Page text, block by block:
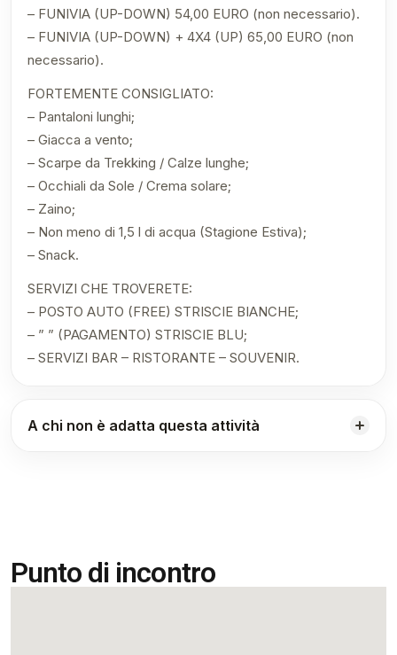
– FUNIVIA (UP-DOWN) 54,00 EURO (non necessario).
– FUNIVIA (UP-DOWN) + 4X4 (UP) 65,00 EURO (non
necessario).
FORTEMENTE CONSIGLIATO:
– Pantaloni lunghi;
– Giacca a vento;
– Scarpe da Trekking / Calze lunghe;
– Occhiali da Sole / Crema solare;
– Zaino;
– Non meno di 1,5 l di acqua (Stagione Estiva);
– Snack.
SERVIZI CHE TROVERETE:
– POSTO AUTO (FREE) STRISCIE BIANCHE;
– ” ” (PAGAMENTO) STRISCIE BLU;
– SERVIZI BAR – RISTORANTE – SOUVENIR.
A chi non è adatta questa attività
Punto di incontro